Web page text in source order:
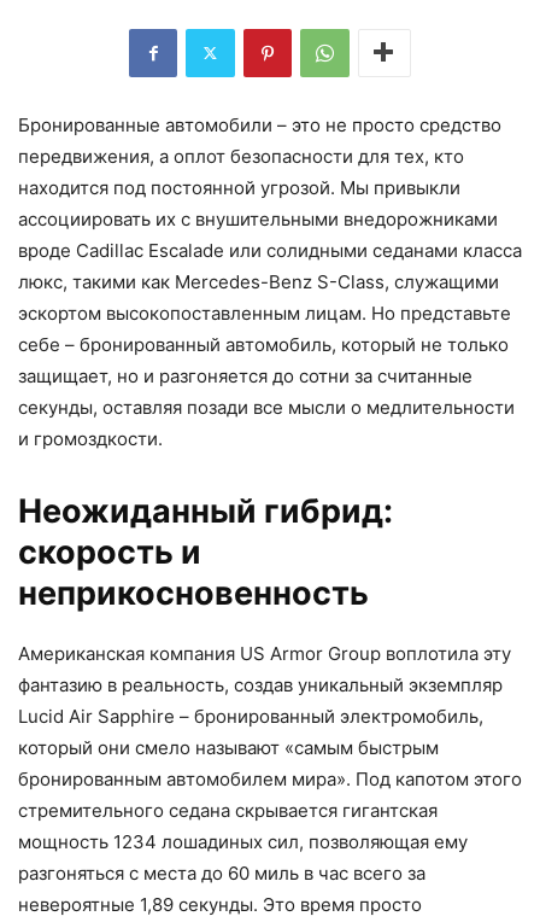
Бронированные автомобили – это не просто средство
передвижения, а оплот безопасности для тех, кто
находится под постоянной угрозой. Мы привыкли
ассоциировать их с внушительными внедорожниками
вроде Cadillac Escalade или солидными седанами класса
люкс, такими как Mercedes-Benz S-Class, служащими
эскортом высокопоставленным лицам. Но представьте
себе – бронированный автомобиль, который не только
защищает, но и разгоняется до сотни за считанные
секунды, оставляя позади все мысли о медлительности
и громоздкости.
Неожиданный гибрид:
скорость и
неприкосновенность
Американская компания US Armor Group воплотила эту
фантазию в реальность, создав уникальный экземпляр
Lucid Air Sapphire – бронированный электромобиль,
который они смело называют «самым быстрым
бронированным автомобилем мира». Под капотом этого
стремительного седана скрывается гигантская
мощность 1234 лошадиных сил, позволяющая ему
разгоняться с места до 60 миль в час всего за
невероятные 1,89 секунды. Это время просто